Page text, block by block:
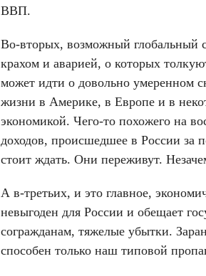
ВВП.
Во-вторых, возможный глобальный
крахом и аварией, о которых
может идти о довольно умеренном
жизни в Америке, в Европе и в
экономикой. Чего-то похожего на
доходов, происшедшее в России за
стоит ждать. Они переживут.
А в-третьих, и это главное,
невыгоден для России и обещает
согражданам, тяжелые убытки.
способен только наш типовой